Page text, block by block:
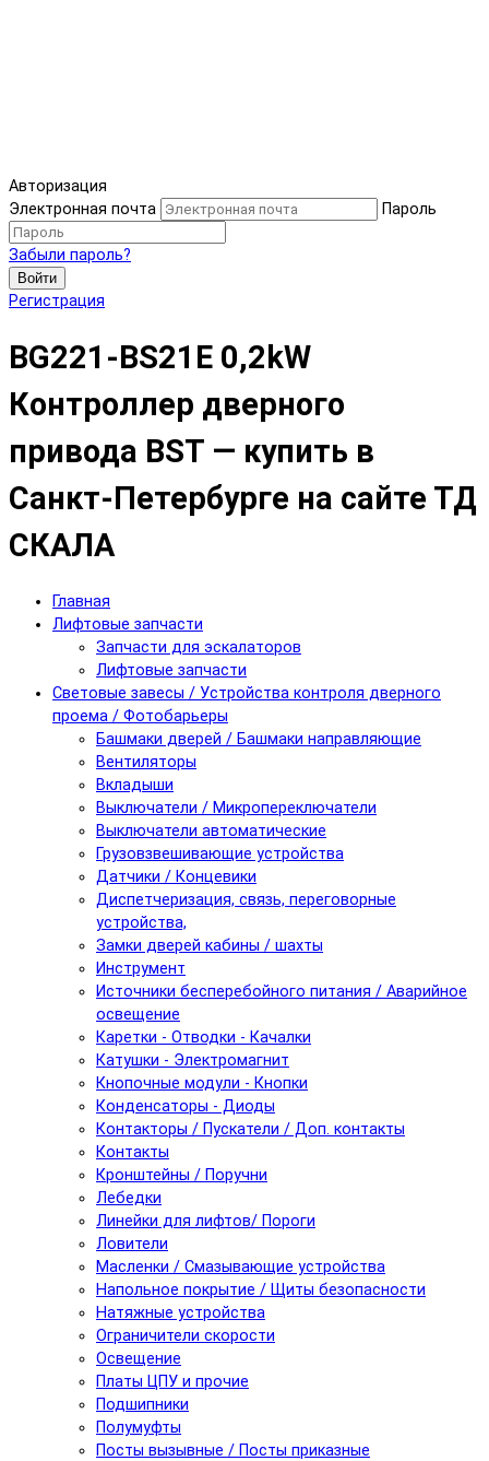
Авторизация
Электронная почта
Пароль
Забыли пароль?
Войти
Регистрация
BG221-BS21E 0,2kW
Контроллер дверного
привода BST — купить в
Санкт-Петербурге на сайте ТД
СКАЛА
Главная
Лифтовые запчасти
Запчасти для эскалаторов
Лифтовые запчасти
Световые завесы / Устройства контроля дверного
проема / Фотобарьеры
Башмаки дверей / Башмаки направляющие
Вентиляторы
Вкладыши
Выключатели / Микропереключатели
Выключатели автоматические
Грузовзвешивающие устройства
Датчики / Концевики
Диспетчеризация, связь, переговорные
устройства,
Замки дверей кабины / шахты
Инструмент
Источники бесперебойного питания / Аварийное
освещение
Каретки - Отводки - Качалки
Катушки - Электромагнит
Кнопочные модули - Кнопки
Конденсаторы - Диоды
Контакторы / Пускатели / Доп. контакты
Контакты
Кронштейны / Поручни
Лебедки
Линейки для лифтов/ Пороги
Ловители
Масленки / Смазывающие устройства
Напольное покрытие / Щиты безопасности
Натяжные устройства
Ограничители скорости
Освещение
Платы ЦПУ и прочие
Подшипники
Полумуфты
Посты вызывные / Посты приказные